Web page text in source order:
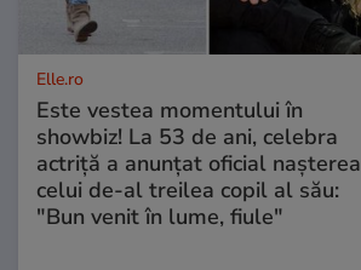
Elle.ro
Este vestea momentului în
showbiz! La 53 de ani, celebra
actriță a anunțat oficial nașterea
celui de-al treilea copil al său:
"Bun venit în lume, fiule"